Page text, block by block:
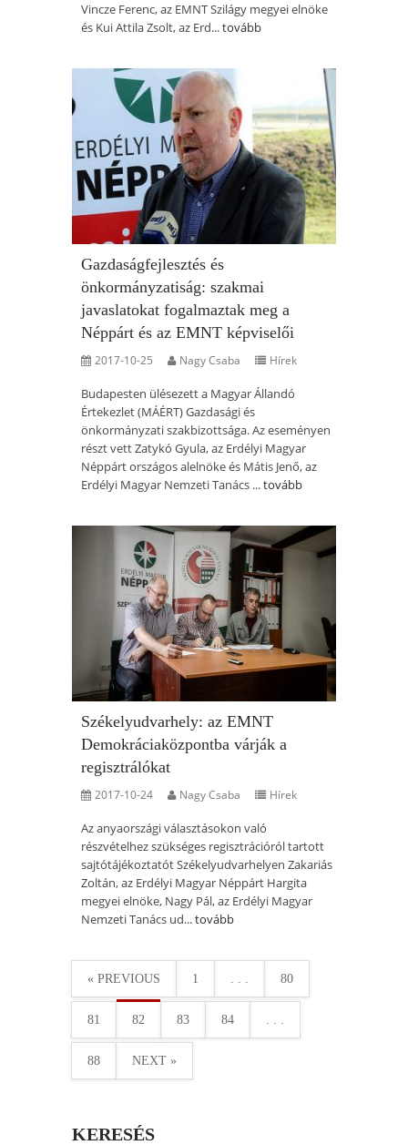
Vincze Ferenc, az EMNT Szilágy megyei elnöke
és Kui Attila Zsolt, az Erd...tovább
Gazdaságfejlesztés és
önkormányzatiság: szakmai
javaslatokat fogalmaztak meg a
Néppárt és az EMNT képviselői
2017-10-25 Nagy Csaba Hírek
Budapesten ülésezett a Magyar Állandó
Értekezlet (MÁÉRT) Gazdasági és
önkormányzati szakbizottsága. Az eseményen
részt vett Zatykó Gyula, az Erdélyi Magyar
Néppárt országos alelnöke és Mátis Jenő, az
Erdélyi Magyar Nemzeti Tanács ...tovább
Székelyudvarhely: az EMNT
Demokráciaközpontba várják a
regisztrálókat
2017-10-24 Nagy Csaba Hírek
Az anyaországi választásokon való
részvételhez szükséges regisztrációról tartott
sajtótájékoztatót Székelyudvarhelyen Zakariás
Zoltán, az Erdélyi Magyar Néppárt Hargita
megyei elnöke, Nagy Pál, az Erdélyi Magyar
Nemzeti Tanács ud...tovább
« PREVIOUS 1 . . . 80
81 82 83 84 . . .
88 NEXT »
KERESÉS